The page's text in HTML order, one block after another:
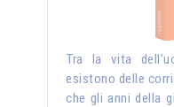
Tra la vita
esistono delle
che gli anni della